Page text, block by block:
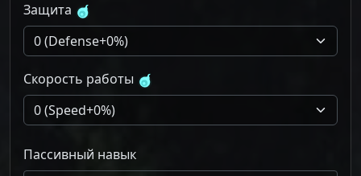
Защита
Скорость работы
Пассивный навык